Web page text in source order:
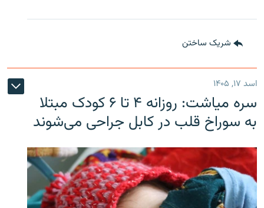
شریک ساختن
اسد ۱۷, ۱۴۰۵
سره‌ میاشت: روزانه ۴ تا ۶ کودک مبتلا
به سوراخ قلب در کابل جراحی می‌شوند